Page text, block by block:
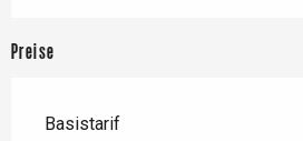
Preise
Basistarif